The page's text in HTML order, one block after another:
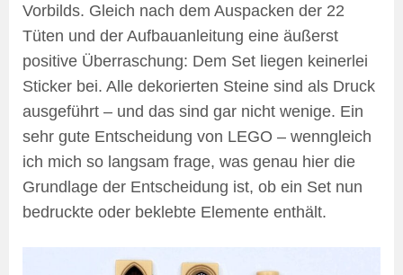
Vorbilds. Gleich nach dem Auspacken der 22
Tüten und der Aufbauanleitung eine äußerst
positive Überraschung: Dem Set liegen keinerlei
Sticker bei. Alle dekorierten Steine sind als Druck
ausgeführt – und das sind gar nicht wenige. Ein
sehr gute Entscheidung von LEGO – wenngleich
ich mich so langsam frage, was genau hier die
Grundlage der Entscheidung ist, ob ein Set nun
bedruckte oder beklebte Elemente enthält.